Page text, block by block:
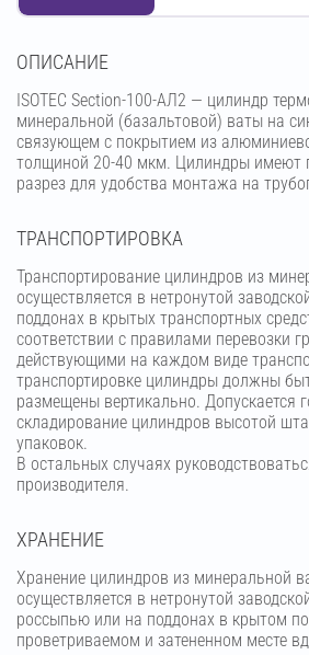
OПИСАНИЕ
ISOTEC Section-100-АЛ2 — цилиндр
минеральной (базальтовой) ваты на
связующем с покрытием из
толщиной 20-40 мкм. Цилиндры имеют
разрез для удобства монтажа на
ТРАНСПОРТИРОВКА
Транспортирование цилиндров из
осуществляется в нетронутой
поддонах в крытых транспортных
соответствии с правилами перевозки
действующими на каждом виде
транспортировке цилиндры должны
размещены вертикально. Допускается
складирование цилиндров высотой
упаковок.
В остальных случаях
производителя.
ХРАНЕНИЕ
Хранение цилиндров из минеральной
осуществляется в нетронутой
россыпью или на поддонах в крытом
проветриваемом и затененном месте